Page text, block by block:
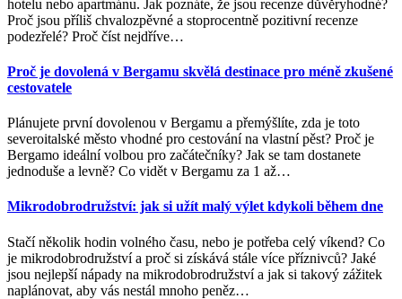
hotelu nebo apartmánu. Jak poznáte, že jsou recenze důvěryhodné?
Proč jsou příliš chvalozpěvné a stoprocentně pozitivní recenze
podezřelé? Proč číst nejdříve…
Proč je dovolená v Bergamu skvělá destinace pro méně zkušené
cestovatele
Plánujete první dovolenou v Bergamu a přemýšlíte, zda je toto
severoitalské město vhodné pro cestování na vlastní pěst? Proč je
Bergamo ideální volbou pro začátečníky? Jak se tam dostanete
jednoduše a levně? Co vidět v Bergamu za 1 až…
Mikrodobrodružství: jak si užít malý výlet kdykoli během dne
Stačí několik hodin volného času, nebo je potřeba celý víkend? Co
je mikrodobrodružství a proč si získává stále více příznivců? Jaké
jsou nejlepší nápady na mikrodobrodružství a jak si takový zážitek
naplánovat, aby vás nestál mnoho peněz…